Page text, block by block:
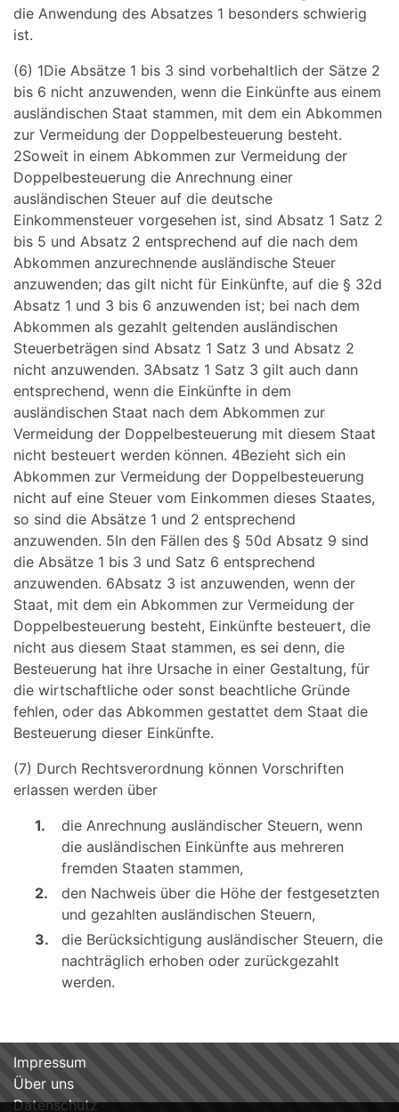
die Anwendung des Absatzes 1 besonders schwierig
ist.
(6) 1Die Absätze 1 bis 3 sind vorbehaltlich der Sätze 2
bis 6 nicht anzuwenden, wenn die Einkünfte aus einem
ausländischen Staat stammen, mit dem ein Abkommen
zur Vermeidung der Doppelbesteuerung besteht.
2Soweit in einem Abkommen zur Vermeidung der
Doppelbesteuerung die Anrechnung einer
ausländischen Steuer auf die deutsche
Einkommensteuer vorgesehen ist, sind Absatz 1 Satz 2
bis 5 und Absatz 2 entsprechend auf die nach dem
Abkommen anzurechnende ausländische Steuer
anzuwenden; das gilt nicht für Einkünfte, auf die § 32d
Absatz 1 und 3 bis 6 anzuwenden ist; bei nach dem
Abkommen als gezahlt geltenden ausländischen
Steuerbeträgen sind Absatz 1 Satz 3 und Absatz 2
nicht anzuwenden. 3Absatz 1 Satz 3 gilt auch dann
entsprechend, wenn die Einkünfte in dem
ausländischen Staat nach dem Abkommen zur
Vermeidung der Doppelbesteuerung mit diesem Staat
nicht besteuert werden können. 4Bezieht sich ein
Abkommen zur Vermeidung der Doppelbesteuerung
nicht auf eine Steuer vom Einkommen dieses Staates,
so sind die Absätze 1 und 2 entsprechend
anzuwenden. 5In den Fällen des § 50d Absatz 9 sind
die Absätze 1 bis 3 und Satz 6 entsprechend
anzuwenden. 6Absatz 3 ist anzuwenden, wenn der
Staat, mit dem ein Abkommen zur Vermeidung der
Doppelbesteuerung besteht, Einkünfte besteuert, die
nicht aus diesem Staat stammen, es sei denn, die
Besteuerung hat ihre Ursache in einer Gestaltung, für
die wirtschaftliche oder sonst beachtliche Gründe
fehlen, oder das Abkommen gestattet dem Staat die
Besteuerung dieser Einkünfte.
(7) Durch Rechtsverordnung können Vorschriften
erlassen werden über
1.
die Anrechnung ausländischer Steuern, wenn
die ausländischen Einkünfte aus mehreren
fremden Staaten stammen,
2.
den Nachweis über die Höhe der festgesetzten
und gezahlten ausländischen Steuern,
3.
die Berücksichtigung ausländischer Steuern, die
nachträglich erhoben oder zurückgezahlt
werden.
Impressum
Über uns
Datenschutz